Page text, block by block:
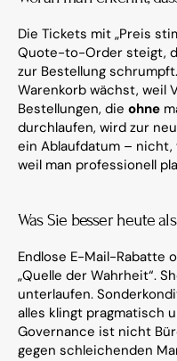
Die Tickets mit „Preis
Quote-to-Order steigt,
zur Bestellung
Warenkorb wächst, weil
Bestellungen, die ohne
durchlaufen, wird zur
ein Ablaufdatum –
weil man professionell
Was Sie besser heute
Endlose E-Mail-Rabatte
„Quelle der Wahrheit“.
unterlaufen.
alles klingt pragmatisch
Governance ist nicht
gegen schleichenden